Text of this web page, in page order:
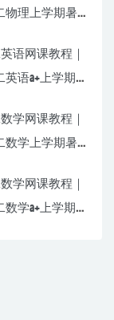
物理上学期暑
语网课教程｜
英语a+上学期
学网课教程｜
数学上学期暑
学网课教程｜
数学a+上学期